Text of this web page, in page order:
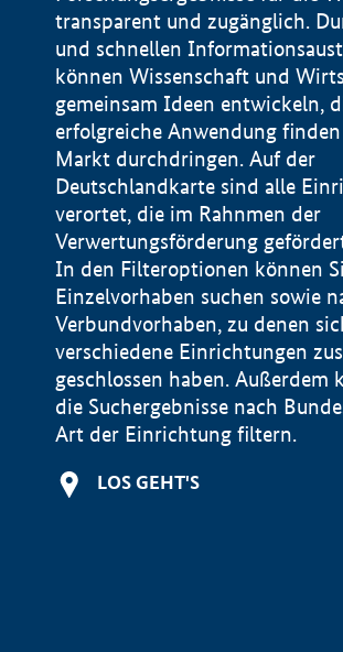
transparent und zugänglich.
und schnellen
können Wissenschaft und
gemeinsam Ideen entwickeln,
erfolgreiche Anwendung
Markt durchdringen. Auf der
Deutschlandkarte sind alle
verortet, die im Rahnmen der
Verwertungsförderung
In den Filteroptionen können
Einzelvorhaben suchen sowie
Verbundvorhaben, zu denen
verschiedene Einrichtungen
geschlossen haben. Außerdem
die Suchergebnisse nach
Art der Einrichtung filtern.
LOS GEHT'S